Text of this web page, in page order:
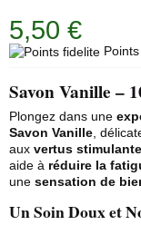
5,50 €
Savon Vanille –
Plongez dans une
Savon Vanille,
aux vertus
aide à réduire la
une sensation de
Un Soin Doux et